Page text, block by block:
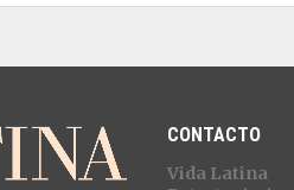
CONTACTO
Vida Latina